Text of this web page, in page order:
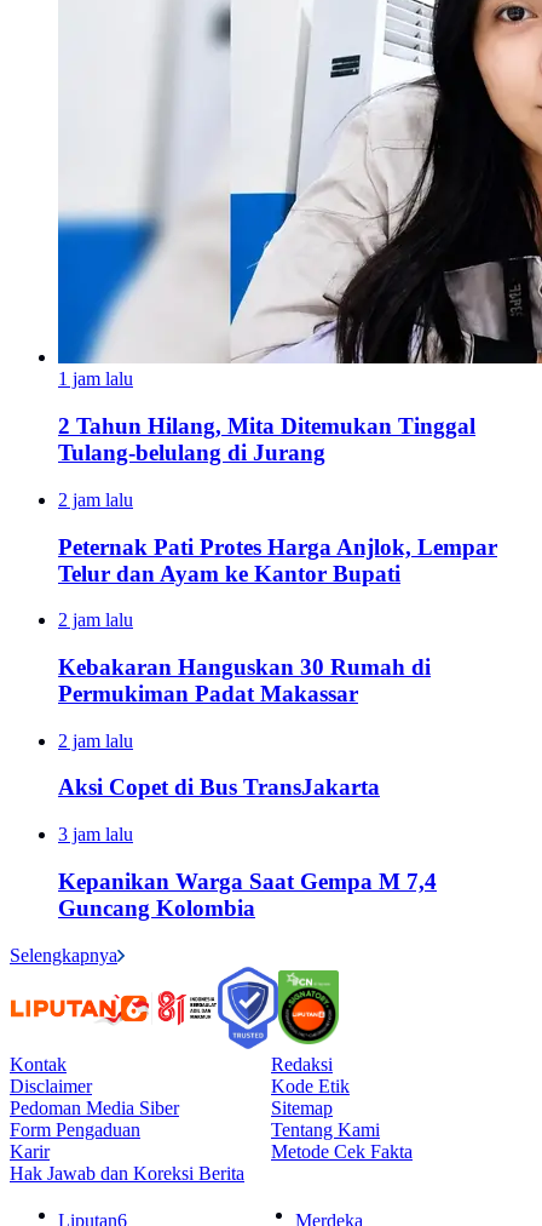
1 jam lalu
2 Tahun Hilang, Mita Ditemukan Tinggal
Tulang-belulang di Jurang
2 jam lalu
Peternak Pati Protes Harga Anjlok, Lempar
Telur dan Ayam ke Kantor Bupati
2 jam lalu
Kebakaran Hanguskan 30 Rumah di
Permukiman Padat Makassar
2 jam lalu
Aksi Copet di Bus TransJakarta
3 jam lalu
Kepanikan Warga Saat Gempa M 7,4
Guncang Kolombia
Selengkapnya
Kontak
Redaksi
Disclaimer
Kode Etik
Pedoman Media Siber
Sitemap
Form Pengaduan
Tentang Kami
Karir
Metode Cek Fakta
Hak Jawab dan Koreksi Berita
Liputan6 Merdeka